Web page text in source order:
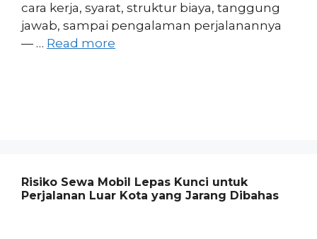
cara kerja, syarat, struktur biaya, tanggung
jawab, sampai pengalaman perjalanannya
— … Read more
Risiko Sewa Mobil Lepas Kunci untuk
Perjalanan Luar Kota yang Jarang Dibahas